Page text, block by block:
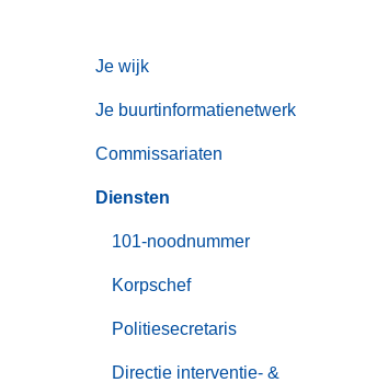
Je wijk
Je buurtinformatienetwerk
Commissariaten
Diensten
101-noodnummer
Korpschef
Politiesecretaris
Directie interventie- &